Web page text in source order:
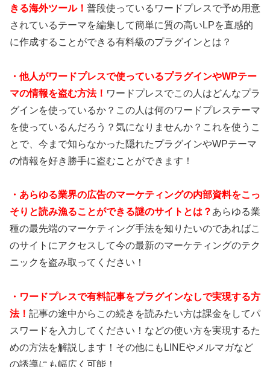
きる海外ツール！ 普段使っているワードプレスで予め用意
されているテーマを編集して簡単に質の高いLPを直感的
に作成することができる有料級のプラグインとは？
・ 他人がワードプレスで使っているプラグインやWPテー
マの情報を盗む方法！ ワードプレスでこの人はどんなプラ
グインを使っているか？この人は何のワードプレステーマ
を使っているんだろう？気になりませんか？これを使うこ
とで、今まで知らなかった隠れたプラグインやWPテーマ
の情報を好き勝手に盗むことができます！
・あらゆる業界の広告のマーケティングの内部資料をこっ
そりと読み漁ることができる謎のサイトとは？ あらゆる業
種の最先端のマーケティング手法を知りたいのであればこ
のサイトにアクセスして今の最新のマーケティングのテク
ニックを盗み取ってください！
・ワードプレスで有料記事をプラグインなしで実現する方
法！ 記事の途中からこの続きを読みたい方は課金をしてパ
スワードを入力してください！などの使い方を実現するた
めの方法を解説します！その他にもLINEやメルマガなど
の誘導にも幅広く可能！